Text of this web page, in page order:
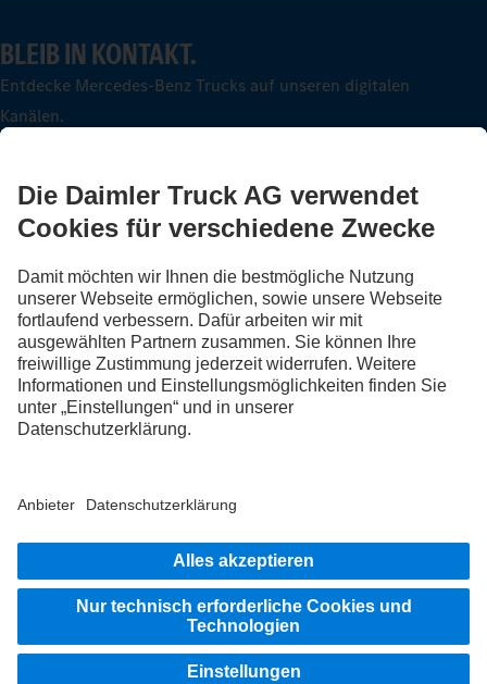
BLEIB IN KONTAKT.
Entdecke Mercedes-Benz Trucks auf unseren digitalen
Kanälen.
FOLLOW THE ROADSTARS.
Tausche jetzt Erfahrungen mit anderen Truckerinnen und
Truckern aus.
Impressum